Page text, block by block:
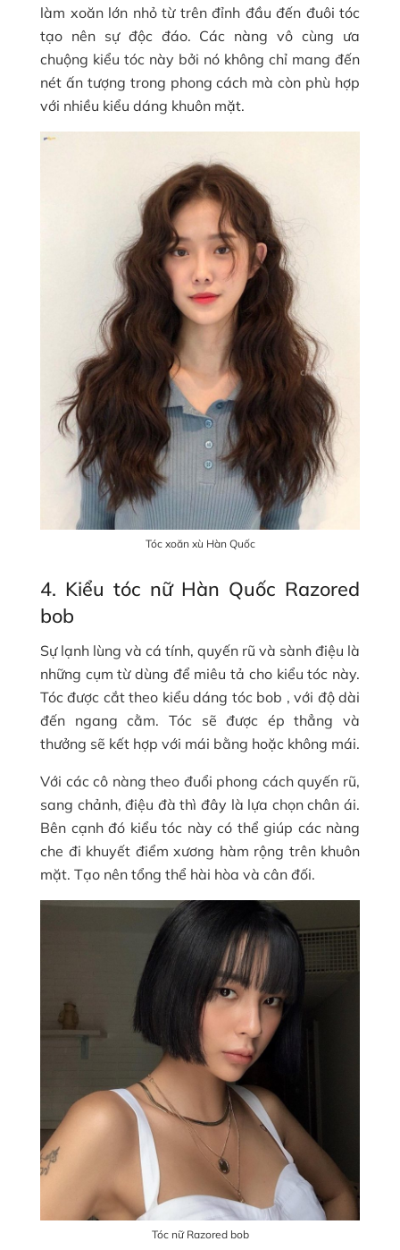
làm xoăn lớn nhỏ từ trên đỉnh đầu đến đuôi tóc
tạo nên sự độc đáo. Các nàng vô cùng ưa
chuộng kiểu tóc này bởi nó không chỉ mang đến
nét ấn tượng trong phong cách mà còn phù hợp
với nhiều kiểu dáng khuôn mặt.
Tóc xoăn xù Hàn Quốc
4. Kiểu tóc nữ Hàn Quốc Razored
bob
Sự lạnh lùng và cá tính, quyến rũ và sành điệu là
những cụm từ dùng để miêu tả cho kiểu tóc này.
Tóc được cắt theo kiểu dáng tóc bob , với độ dài
đến ngang cằm. Tóc sẽ được ép thẳng và
thưởng sẽ kết hợp với mái bằng hoặc không mái.
Với các cô nàng theo đuổi phong cách quyến rũ,
sang chảnh, điệu đà thì đây là lựa chọn chân ái.
Bên cạnh đó kiểu tóc này có thể giúp các nàng
che đi khuyết điểm xương hàm rộng trên khuôn
mặt. Tạo nên tổng thể hài hòa và cân đối.
Tóc nữ Razored bob